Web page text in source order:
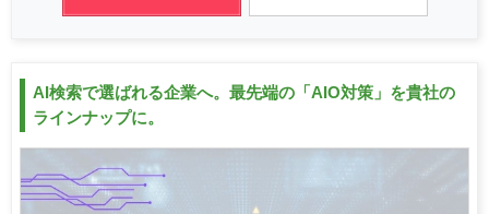
AI検索で選ばれる企業へ。最先端の「AIO対策」を貴社の
ラインナップに。